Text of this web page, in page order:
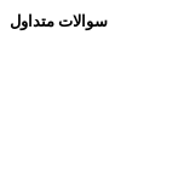
سوالات متداول